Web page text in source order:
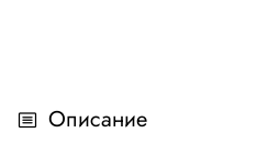
Описание